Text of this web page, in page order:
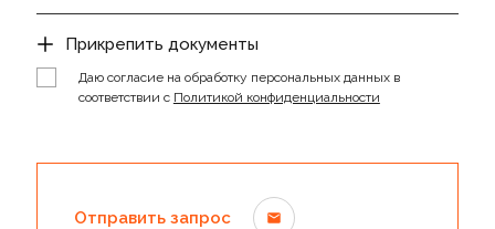
Пресс-фит. нерж.сталь, ниппель перех.ВПр-НР
Прикрепить документы
Даю согласие на обработку персональных данных в
соответствии с Политикой конфиденциальности
Отправить запрос